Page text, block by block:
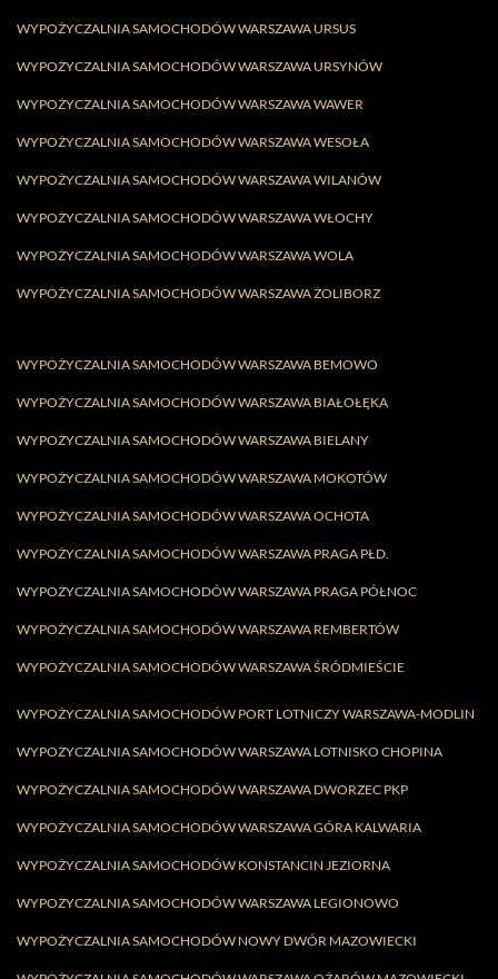
WYPOŻYCZALNIA SAMOCHODÓW WARSZAWA URSUS
WYPOŻYCZALNIA SAMOCHODÓW WARSZAWA URSYNÓW
WYPOŻYCZALNIA SAMOCHODÓW WARSZAWA WAWER
WYPOŻYCZALNIA SAMOCHODÓW WARSZAWA WESOŁA
WYPOŻYCZALNIA SAMOCHODÓW WARSZAWA WILANÓW
WYPOŻYCZALNIA SAMOCHODÓW WARSZAWA WŁOCHY
WYPOŻYCZALNIA SAMOCHODÓW WARSZAWA WOLA
WYPOŻYCZALNIA SAMOCHODÓW WARSZAWA ŻOLIBORZ
WYPOŻYCZALNIA SAMOCHODÓW WARSZAWA BEMOWO
WYPOŻYCZALNIA SAMOCHODÓW WARSZAWA BIAŁOŁĘKA
WYPOŻYCZALNIA SAMOCHODÓW WARSZAWA BIELANY
WYPOŻYCZALNIA SAMOCHODÓW WARSZAWA MOKOTÓW
WYPOŻYCZALNIA SAMOCHODÓW WARSZAWA OCHOTA
WYPOŻYCZALNIA SAMOCHODÓW WARSZAWA PRAGA PŁD.
WYPOŻYCZALNIA SAMOCHODÓW WARSZAWA PRAGA PÓŁNOC
WYPOŻYCZALNIA SAMOCHODÓW WARSZAWA REMBERTÓW
WYPOŻYCZALNIA SAMOCHODÓW WARSZAWA ŚRÓDMIEŚCIE
WYPOŻYCZALNIA SAMOCHODÓW PORT LOTNICZY WARSZAWA-MODLIN
WYPOŻYCZALNIA SAMOCHODÓW WARSZAWA LOTNISKO CHOPINA
WYPOŻYCZALNIA SAMOCHODÓW WARSZAWA DWORZEC PKP
WYPOŻYCZALNIA SAMOCHODÓW WARSZAWA GÓRA KALWARIA
WYPOŻYCZALNIA SAMOCHODÓW KONSTANCIN JEZIORNA
WYPOŻYCZALNIA SAMOCHODÓW WARSZAWA LEGIONOWO
WYPOŻYCZALNIA SAMOCHODÓW NOWY DWÓR MAZOWIECKI